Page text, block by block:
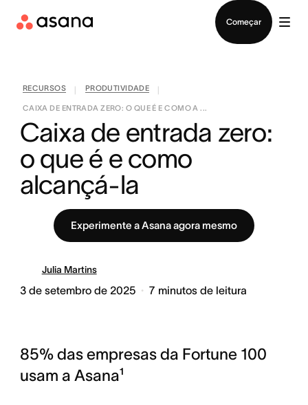
Começar
RECURSOS PRODUTIVIDADE
CAIXA DE ENTRADA ZERO: O QUE É E COMO A ...
Caixa de entrada zero:
o que é e como
alcançá-la
Experimente a Asana agora mesmo
Julia Martins
3 de setembro de 2025 7 minutos de leitura
85% das empresas da Fortune 100
usam a Asana¹